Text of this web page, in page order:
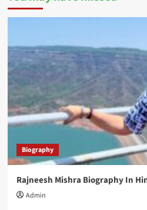
Biography
Rajneesh Mishra Biography In
Admin